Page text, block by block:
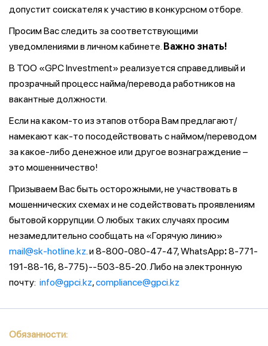
допустит соискателя к участию в конкурсном отборе.
Просим Вас следить за соответствующими
уведомлениями в личном кабинете. Важно знать!
В ТОО «GPC Investment» реализуется справедливый и
прозрачный процесс найма/перевода работников на
вакантные должности.
Если на каком-то из этапов отбора Вам предлагают/
намекают как-то посодействовать с наймом/переводом
за какое-либо денежное или другое вознаграждение –
это мошенничество!
Призываем Вас быть осторожными, не участвовать в
мошеннических схемах и не содействовать проявлениям
бытовой коррупции. О любых таких случаях просим
незамедлительно сообщать на «Горячую линию»
mail@sk-hotline.kz. и 8-800-080-47-47, WhatsApp:8-771-
191-88-16, 8-775)--503-85-20. Либо на электронную
почту: info@gpci.kz,compliance@gpci.kz
Обязанности: